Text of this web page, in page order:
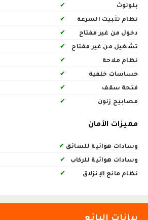
بلوتوث
✔
نظام تثبيت السرعة
✔
دخول من غير مفتاح
✔
تشغيل من غير مفتاح
✔
نظام ملاحة
✔
حساسات خلفية
✔
فتحة سقف
✔
مصابيح زنون
✔
مميزات الأمان
وسادات هوائية للسائق ✔
وسادات هوائية للركاب
✔
نظام مانع الإنزلاق
✔
بيانات البائع